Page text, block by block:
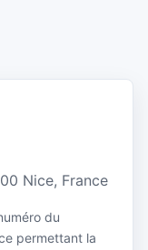
Nice, France
du
permettant la